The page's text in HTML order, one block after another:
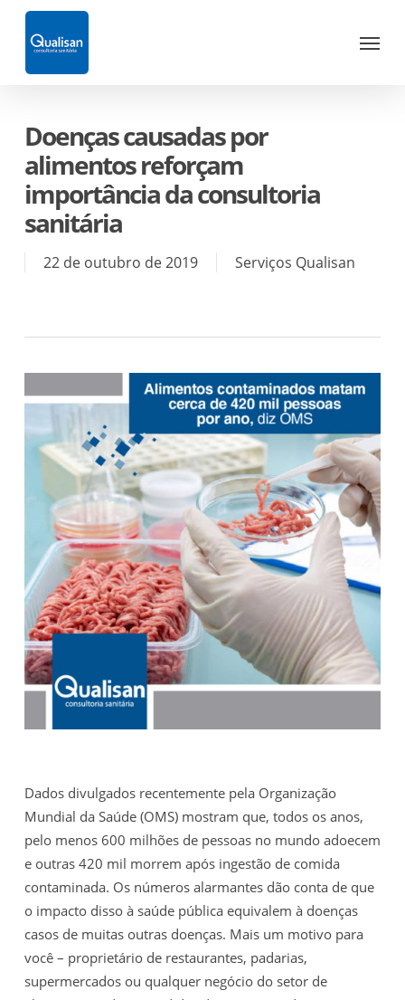
Menu
Doenças causadas por
alimentos reforçam
importância da consultoria
sanitária
22 de outubro de 2019 Serviços Qualisan
Dados divulgados recentemente pela Organização
Mundial da Saúde (OMS) mostram que, todos os anos,
pelo menos 600 milhões de pessoas no mundo adoecem
e outras 420 mil morrem após ingestão de comida
contaminada. Os números alarmantes dão conta de que
o impacto disso à saúde pública equivalem à doenças
casos de muitas outras doenças. Mais um motivo para
você – proprietário de restaurantes, padarias,
supermercados ou qualquer negócio do setor de